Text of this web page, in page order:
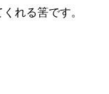
れる筈です。